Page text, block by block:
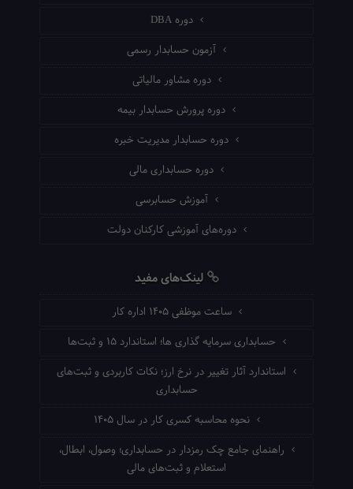
دوره DBA
آزمون حسابدار رسمی
دوره مشاور مالیاتی
دوره پرورش حسابدار بیمه
دوره حسابدار مدیریت خبره
دوره حسابداری مالی
آموزش حسابرسی
دوره‌های آموزشی کارکنان دولت
لینک‌های مفید
ساعت موظفی ۱۴۰۵ اداره کار
حسابداری سرمایه گذاری ها؛ استاندارد ۱۵ و ثبت‌ها
استاندارد آثار تغییر در نرخ ارز؛ نکات کاربردی و ثبت‌های
حسابداری
نحوه محاسبه کسری کار در سال ۱۴۰۵
راهنمای جامع چک رمزدار در حسابداری؛ وصول، ابطال،
استعلام و ثبت‌های مالی